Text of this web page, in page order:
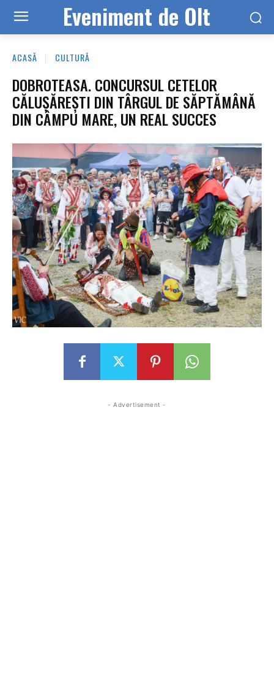
Eveniment de Olt
ACASĂ CULTURĂ
DOBROTEASA. CONCURSUL CETELOR
CĂLUȘĂREȘTI DIN TÂRGUL DE SĂPTĂMÂNĂ
DIN CÂMPU MARE, UN REAL SUCCES
- Advertisement -